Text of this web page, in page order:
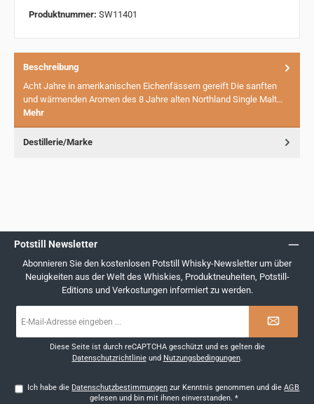
Produktnummer: SW11401
Beschreibung
Acht Jahre in amerikanischen Eichenfässern gereift Die sanften
und wärmenden Aromen des 8 Jahre alten Northland Single Malt…
Mehr
Destillerie/Marke
Potstill Newsletter
Abonnieren Sie den kostenlosen Potstill Whisky-Newsletter um über
Neuigkeiten aus der Welt des Whiskies, Produktneuheiten, Potstill-
Editions und Verkostungen informiert zu werden.
Mail-
Diese Seite ist durch reCAPTCHA geschützt und es gelten die
Datenschutzrichtlinieund Nutzungsbedingungen.
Ich habe die Datenschutzbestimmungen zur Kenntnis genommen und dieAGB
gelesen und bin mit ihnen einverstanden. *